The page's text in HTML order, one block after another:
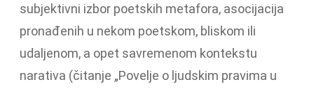
subjektivni izbor poetskih metafora, asocijacija
pronađenih u nekom poetskom, bliskom ili
udaljenom, a opet savremenom kontekstu
narativa (čitanje „Povelje o ljudskim pravima u